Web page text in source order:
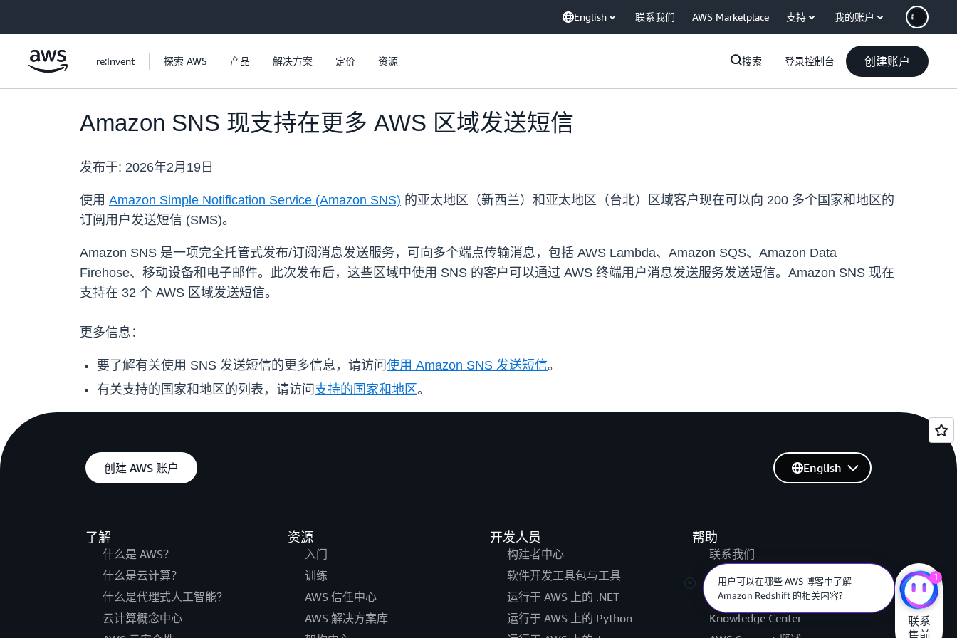
English 联系我们 AWS Marketplace 支持 我的账户
re:Invent 探索 AWS 产品 解决方案 定价 资源 搜索 登录控制台 创建账户
Amazon SNS 现支持在更多 AWS 区域发送短信
发布于: 2026年2月19日
使用 Amazon Simple Notiﬁcation Service (Amazon SNS) 的亚太地区（新西兰）和亚太地区（台北）区域客户现在可以向 200 多个国家和地区的
订阅用户发送短信 (SMS)。
Amazon SNS 是一项完全托管式发布/订阅消息发送服务，可向多个端点传输消息，包括 AWS Lambda、Amazon SQS、Amazon Data
Firehose、移动设备和电子邮件。此次发布后，这些区域中使用 SNS 的客户可以通过 AWS 终端用户消息发送服务发送短信。Amazon SNS 现在
支持在 32 个 AWS 区域发送短信。
更多信息：
要了解有关使用 SNS 发送短信的更多信息，请访问 使用 Amazon SNS 发送短信。
有关支持的国家和地区的列表，请访问 支持的国家和地区。
创建 AWS 账户
了解
什么是 AWS？
什么是云计算？
什么是代理式人工智能？
云计算概念中心
资源
入门
训练
AWS 信任中心
AWS 解决方案库
开发人员
构建者中心
软件开发工具包与工具
运行于 AWS 上的 .NET
运行于 AWS 上的 Python
帮助
联系我们
提交支持工单
AWS re:Post
Knowledge Center
English
用户可以在哪些 AWS 博客中了解
Amazon Redshift 的相关内容?
1
联系
售前